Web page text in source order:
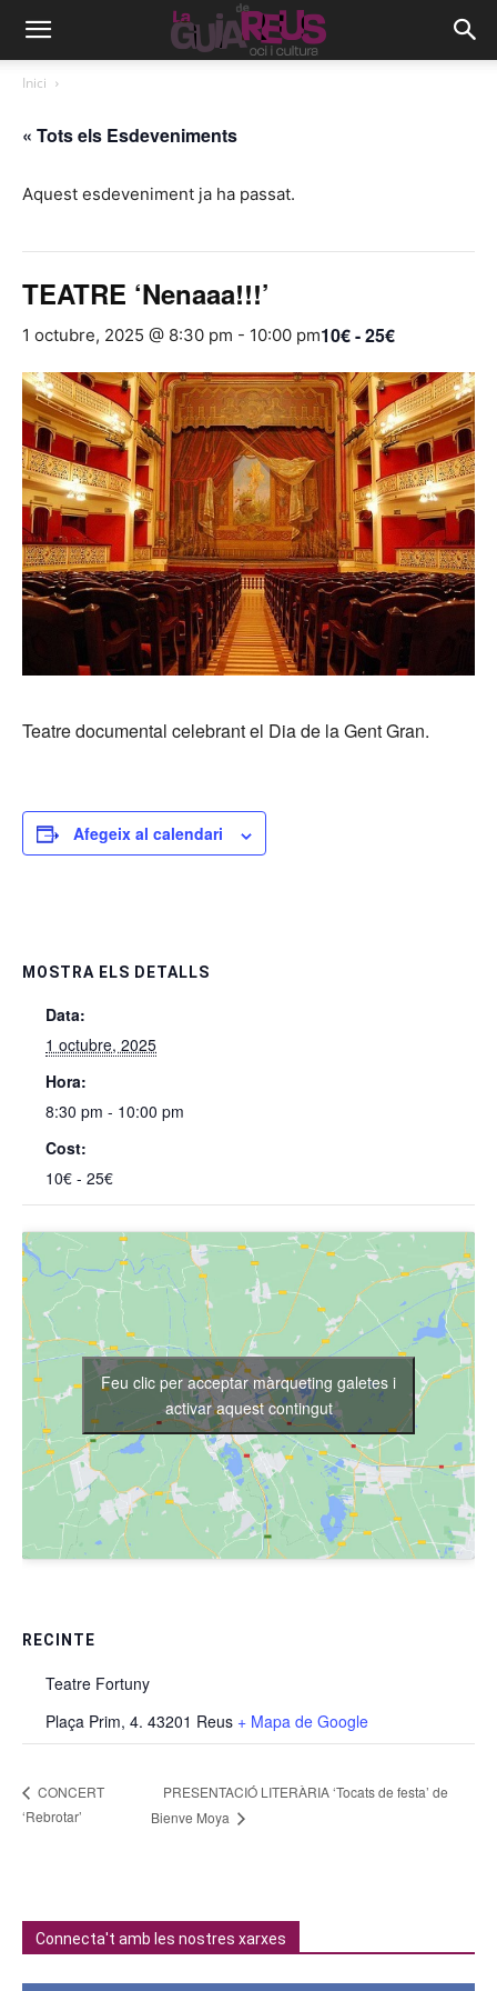
Inici
« Tots els Esdeveniments
Aquest esdeveniment ja ha passat.
TEATRE ‘Nenaaa!!!’
1 octubre, 2025 @ 8:30 pm - 10:00 pm10€ - 25€
Teatre documental celebrant el Dia de la Gent Gran.
Afegeix al calendari
MOSTRA ELS DETALLS
Data:
1 octubre, 2025
Hora:
8:30 pm - 10:00 pm
Cost:
10€ - 25€
RECINTE
Teatre Fortuny
Plaça Prim, 4. 43201 Reus + Mapa de Google
Feu clic per acceptar màrqueting galetes i
activar aquest contingut
CONCERT
‘Rebrotar’
PRESENTACIÓ LITERÀRIA ‘Tocats de festa’ de
Bienve Moya
Connecta't amb les nostres xarxes